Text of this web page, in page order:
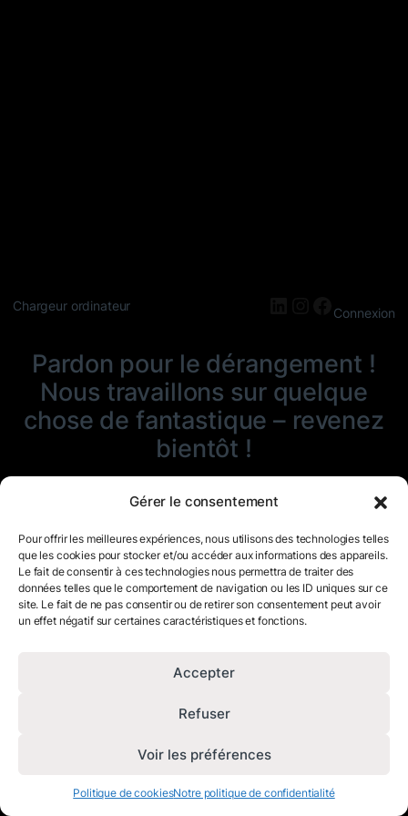
Gérer le consentement
Pour offrir les meilleures expériences, nous utilisons des technologies telles
que les cookies pour stocker et/ou accéder aux informations des appareils.
Le fait de consentir à ces technologies nous permettra de traiter des
données telles que le comportement de navigation ou les ID uniques sur ce
site. Le fait de ne pas consentir ou de retirer son consentement peut avoir
un effet négatif sur certaines caractéristiques et fonctions.
Accepter
Refuser
Voir les préférences
Politique de cookiesNotre politique de confidentialité
Chargeur ordinateur LinkedIn
Instagram
Connexion
Pardon pour le dérangement !
Nous travaillons sur quelque
chose de fantastique – revenez
bientôt !